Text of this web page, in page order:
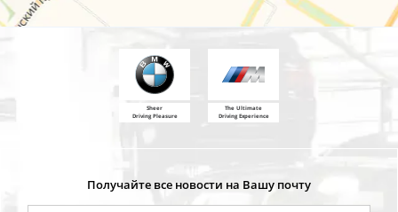
Sheer
Driving Pleasure
The Ultimate
Driving Experience
Получайте все новости на Вашу почту